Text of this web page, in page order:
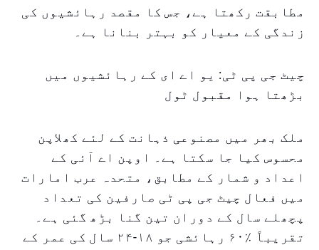
مطابقت رکھتا ہے، جس کا مقصد رہائشیوں کی
زندگی کے معیار کو بہتر بنانا ہے۔
چیٹ جی پی ٹی: یو اے ای کے رہائشیوں میں
بڑھتا ہوا مقبول ٹول
ملک بھر میں مصنوعی ذہانت کے لئے کھلاپن
محسوس کیا جا سکتا ہے۔ اوپن اے آئی کے
اعداد و شمار کے مطابق، متحدہ عرب امارات
میں فعال چیٹ جی پی ٹی صارفین کی تعداد
پچھلے سال کے دوران تین گنا بڑھ گئی ہے۔
تقریباً ٪۶۰ رہائشی جو ۱۸-۲۴ سال کی عمر کے